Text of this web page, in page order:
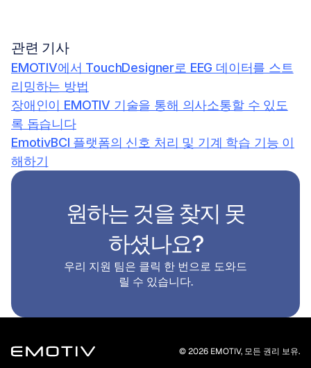
관련 기사
EMOTIV에서 TouchDesigner로 EEG 데이터를 스트
리밍하는 방법
장애인이 EMOTIV 기술을 통해 의사소통할 수 있도
록 돕습니다
EmotivBCI 플랫폼의 신호 처리 및 기계 학습 기능 이
해하기
원하는 것을 찾지 못
하셨나요?
우리 지원 팀은 클릭 한 번으로 도와드
릴 수 있습니다.
© 2026 EMOTIV, 모든 권리 보유.